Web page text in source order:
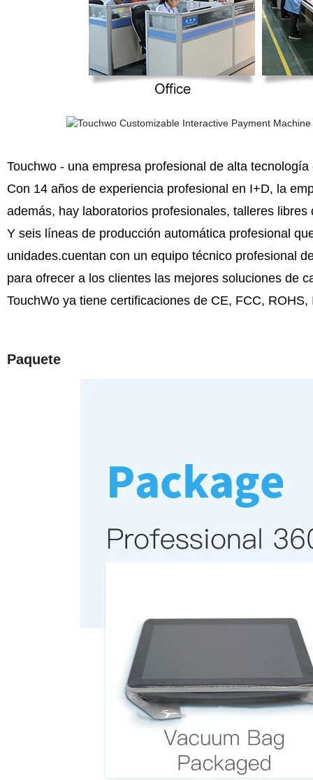
Touchwo - una empresa profesional de alta
Con 14 años de experiencia profesional en I+D, la
además, hay laboratorios profesionales, talleres
Y seis líneas de producción automática profesional
unidades.cuentan con un equipo técnico profesional
para ofrecer a los clientes las mejores soluciones de
TouchWo ya tiene certificaciones de CE, FCC,
Paquete